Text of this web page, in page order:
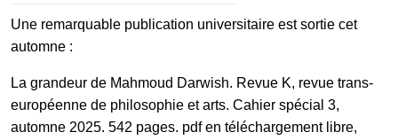
Une remarquable publication universitaire est sortie cet
automne :
La grandeur de Mahmoud Darwish. Revue K, revue trans-
européenne de philosophie et arts. Cahier spécial 3,
automne 2025. 542 pages. pdf en téléchargement libre,